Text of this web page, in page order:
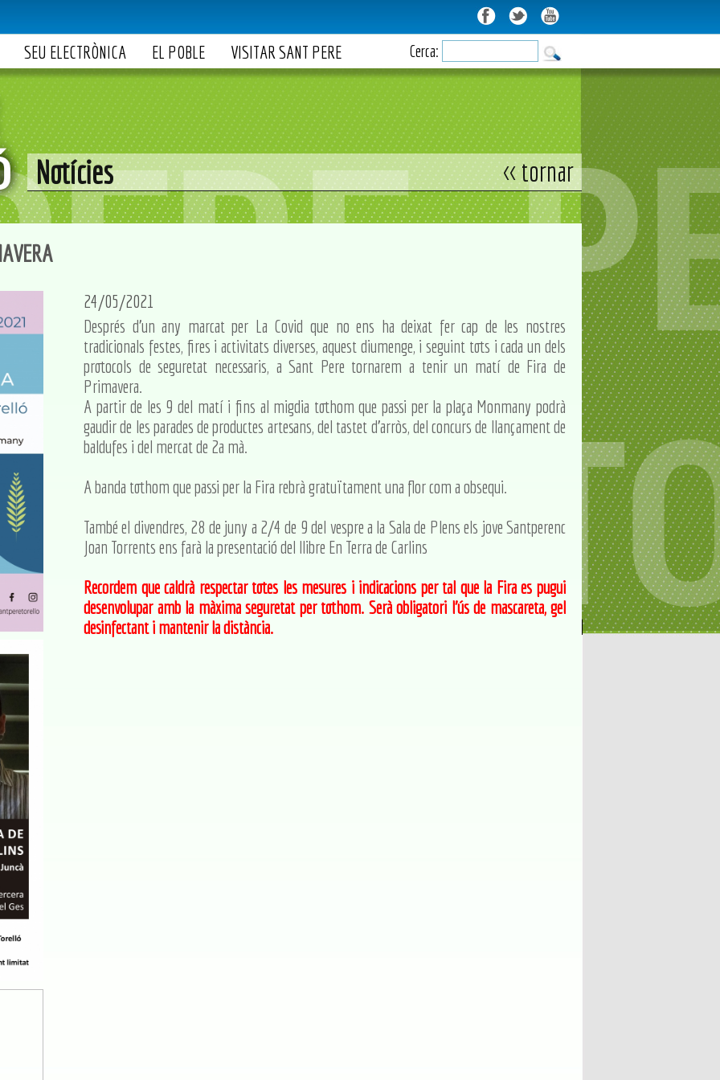
SEU ELECTRÒNICA EL POBLE VISITAR SANT PERE Cerca:
Notícies << tornar
24/05/2021
Després d'un any marcat per La Covid que no ens ha deixat fer cap de les nostres
tradicionals festes, fires i activitats diverses, aquest diumenge, i seguint tots i cada un dels
protocols de seguretat necessaris, a Sant Pere tornarem a tenir un matí de Fira de
Primavera.
A partir de les 9 del matí i fins al migdia tothom que passi per la plaça Monmany podrà
gaudir de les parades de productes artesans, del tastet d'arròs, del concurs de llançament de
baldufes i del mercat de 2a mà.
A banda tothom que passi per la Fira rebrà gratuïtament una flor com a obsequi.
També el divendres, 28 de juny a 2/4 de 9 del vespre a la Sala de Plens els jove Santperenc
Joan Torrents ens farà la presentació del llibre En Terra de Carlins
Recordem que caldrà respectar totes les mesures i indicacions per tal que la Fira es pugui
desenvolupar amb la màxima seguretat per tothom. Serà obligatori l'ús de mascareta, gel
desinfectant i mantenir la distància.